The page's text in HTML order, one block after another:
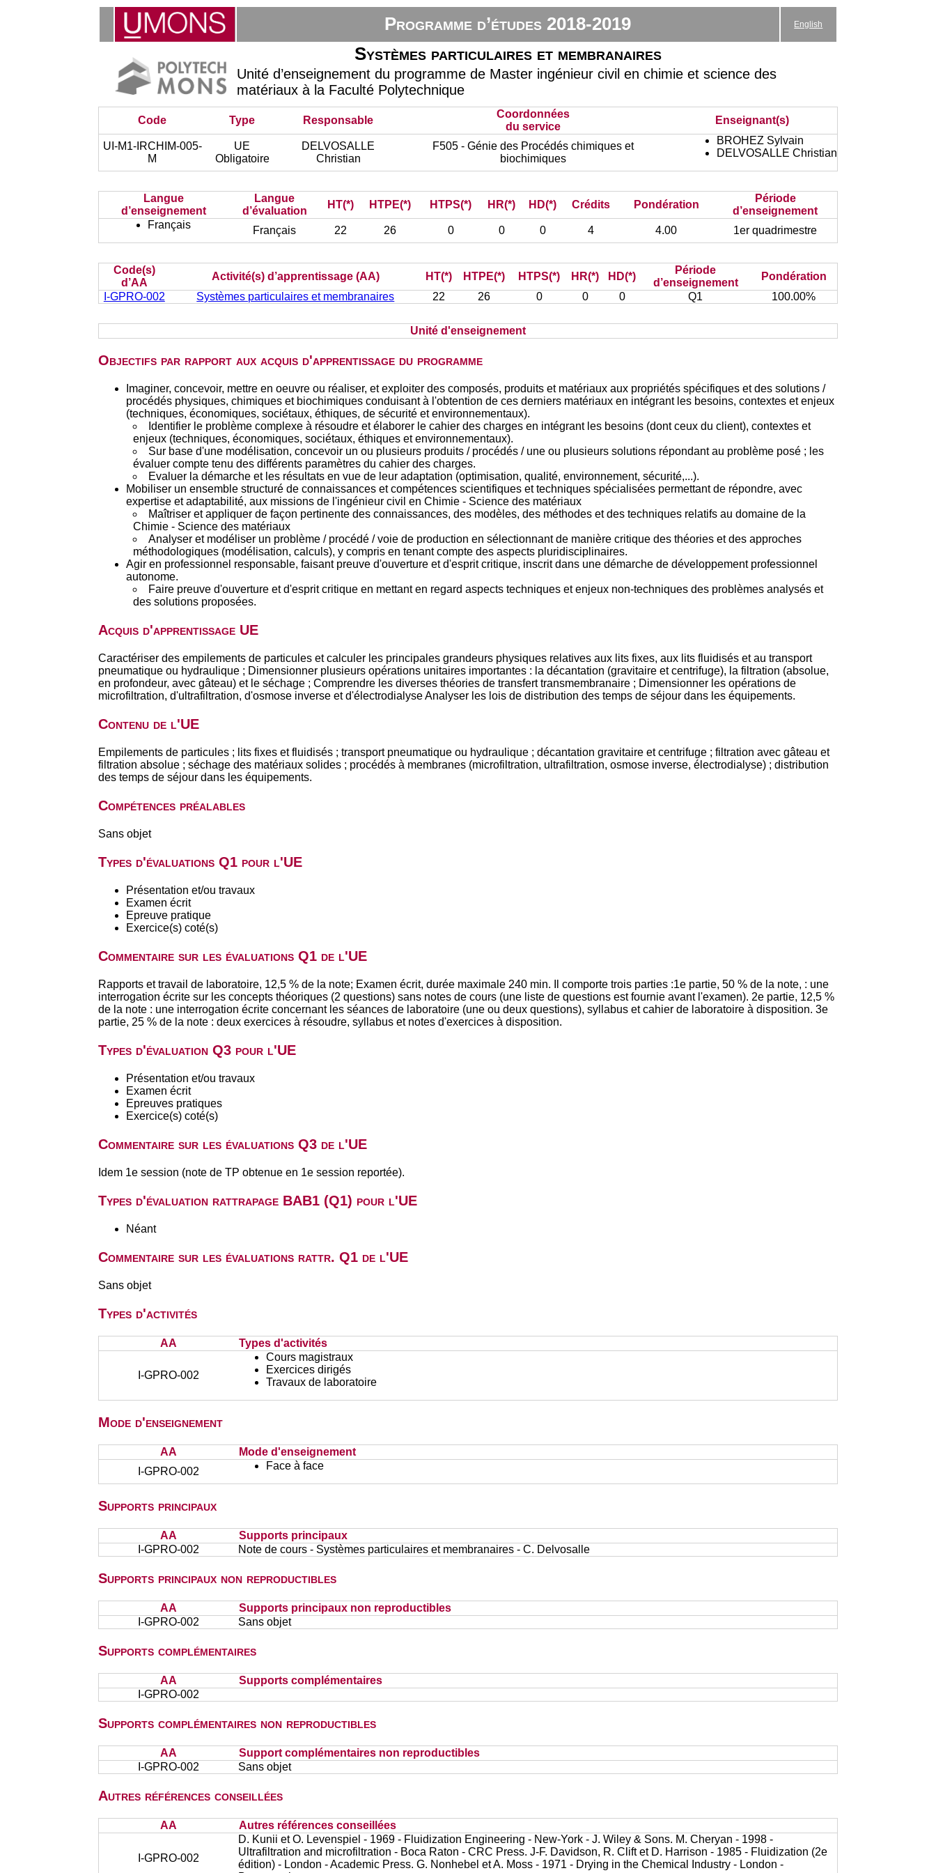
Programme d’études 2018-2019 English
Systèmes particulaires et membranaires
Unité d’enseignement du programme de Master ingénieur civil en chimie et science des
matériaux à la Faculté Polytechnique
Code Type Responsable
Coordonnées
du service
Enseignant(s)
UI-M1-IRCHIM-005-
M
UE
Obligatoire
DELVOSALLE
Christian
F505 - Génie des Procédés chimiques et
biochimiques
BROHEZ Sylvain
DELVOSALLE Christian
Langue
d’enseignement
Langue
d’évaluation
HT(*) HTPE(*) HTPS(*) HR(*) HD(*) Crédits Pondération
Période
d’enseignement
Français
Français 22 26 0 0 0 4 4.00 1er quadrimestre
Code(s)
d’AA
Activité(s) d’apprentissage (AA) HT(*) HTPE(*) HTPS(*) HR(*) HD(*)
Période
d’enseignement
Pondération
I-GPRO-002
Systèmes particulaires et membranaires 22 26 0 0 0 Q1 100.00%
Unité d'enseignement
Objectifs par rapport aux acquis d'apprentissage du programme
Imaginer, concevoir, mettre en oeuvre ou réaliser, et exploiter des composés, produits et matériaux aux propriétés spécifiques et des solutions /
procédés physiques, chimiques et biochimiques conduisant à l'obtention de ces derniers matériaux en intégrant les besoins, contextes et enjeux
(techniques, économiques, sociétaux, éthiques, de sécurité et environnementaux).
Identifier le problème complexe à résoudre et élaborer le cahier des charges en intégrant les besoins (dont ceux du client), contextes et
enjeux (techniques, économiques, sociétaux, éthiques et environnementaux).
Sur base d'une modélisation, concevoir un ou plusieurs produits / procédés / une ou plusieurs solutions répondant au problème posé ; les
évaluer compte tenu des différents paramètres du cahier des charges.
Evaluer la démarche et les résultats en vue de leur adaptation (optimisation, qualité, environnement, sécurité,...).
Mobiliser un ensemble structuré de connaissances et compétences scientifiques et techniques spécialisées permettant de répondre, avec
expertise et adaptabilité, aux missions de l'ingénieur civil en Chimie - Science des matériaux
Maîtriser et appliquer de façon pertinente des connaissances, des modèles, des méthodes et des techniques relatifs au domaine de la
Chimie - Science des matériaux
Analyser et modéliser un problème / procédé / voie de production en sélectionnant de manière critique des théories et des approches
méthodologiques (modélisation, calculs), y compris en tenant compte des aspects pluridisciplinaires.
Agir en professionnel responsable, faisant preuve d'ouverture et d'esprit critique, inscrit dans une démarche de développement professionnel
autonome.
Faire preuve d'ouverture et d'esprit critique en mettant en regard aspects techniques et enjeux non-techniques des problèmes analysés et
des solutions proposées.
Acquis d'apprentissage UE
Caractériser des empilements de particules et calculer les principales grandeurs physiques relatives aux lits fixes, aux lits fluidisés et au transport
pneumatique ou hydraulique ; Dimensionner plusieurs opérations unitaires importantes : la décantation (gravitaire et centrifuge), la filtration (absolue,
en profondeur, avec gâteau) et le séchage ; Comprendre les diverses théories de transfert transmembranaire ; Dimensionner les opérations de
microfiltration, d'ultrafiltration, d'osmose inverse et d'électrodialyse Analyser les lois de distribution des temps de séjour dans les équipements.
Contenu de l'UE
Empilements de particules ; lits fixes et fluidisés ; transport pneumatique ou hydraulique ; décantation gravitaire et centrifuge ; filtration avec gâteau et
filtration absolue ; séchage des matériaux solides ; procédés à membranes (microfiltration, ultrafiltration, osmose inverse, électrodialyse) ; distribution
des temps de séjour dans les équipements.
Compétences préalables
Sans objet
Types d'évaluations Q1 pour l'UE
Présentation et/ou travaux
Examen écrit
Epreuve pratique
Exercice(s) coté(s)
Commentaire sur les évaluations Q1 de l'UE
Rapports et travail de laboratoire, 12,5 % de la note; Examen écrit, durée maximale 240 min. Il comporte trois parties :1e partie, 50 % de la note, : une
interrogation écrite sur les concepts théoriques (2 questions) sans notes de cours (une liste de questions est fournie avant l'examen). 2e partie, 12,5 %
de la note : une interrogation écrite concernant les séances de laboratoire (une ou deux questions), syllabus et cahier de laboratoire à disposition. 3e
partie, 25 % de la note : deux exercices à résoudre, syllabus et notes d'exercices à disposition.
Types d'évaluation Q3 pour l'UE
Présentation et/ou travaux
Examen écrit
Epreuves pratiques
Exercice(s) coté(s)
Commentaire sur les évaluations Q3 de l'UE
Idem 1e session (note de TP obtenue en 1e session reportée).
Types d'évaluation rattrapage BAB1 (Q1) pour l'UE
Néant
Commentaire sur les évaluations rattr. Q1 de l'UE
Sans objet
Types d'activités
AA Types d'activités
I-GPRO-002
Cours magistraux
Exercices dirigés
Travaux de laboratoire
Mode d'enseignement
AA
Mode d'enseignement
I-GPRO-002
Face à face
Supports principaux
AA
Supports principaux
I-GPRO-002
Note de cours - Systèmes particulaires et membranaires - C. Delvosalle
Supports principaux non reproductibles
AA
Supports principaux non reproductibles
I-GPRO-002
Sans objet
Supports complémentaires
AA
Supports complémentaires
I-GPRO-002
Supports complémentaires non reproductibles
AA
Support complémentaires non reproductibles
I-GPRO-002
Sans objet
Autres références conseillées
AA Autres références conseillées
I-GPRO-002
D. Kunii et O. Levenspiel - 1969 - Fluidization Engineering - New-York - J. Wiley & Sons. M. Cheryan - 1998 -
Ultrafiltration and microfiltration - Boca Raton - CRC Press. J-F. Davidson, R. Clift et D. Harrison - 1985 - Fluidization (2e
édition) - London - Academic Press. G. Nonhebel et A. Moss - 1971 - Drying in the Chemical Industry - London -